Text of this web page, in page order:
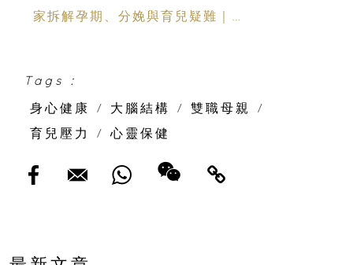
家拆解孕期、分娩與育兒疑難｜
Tags :
身心健康
/ 大腦結構 / 雙職母親
/
育兒壓力
/ 心靈保健